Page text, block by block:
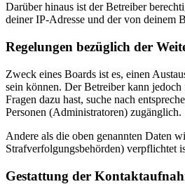
Darüber hinaus ist der Betreiber
deiner IP-Adresse und der von deinem
Regelungen bezüglich der
Zweck eines Boards ist es, einen
sein können. Der Betreiber kann
Fragen dazu hast, suche nach
Personen (Administratoren) zugänglich.
Andere als die oben genannten Daten
Strafverfolgungsbehörden) verpflichtet
Gestattung der